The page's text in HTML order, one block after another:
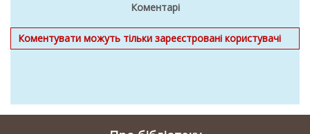
Коментарі
Коментувати можуть тільки зареєстровані користувачі